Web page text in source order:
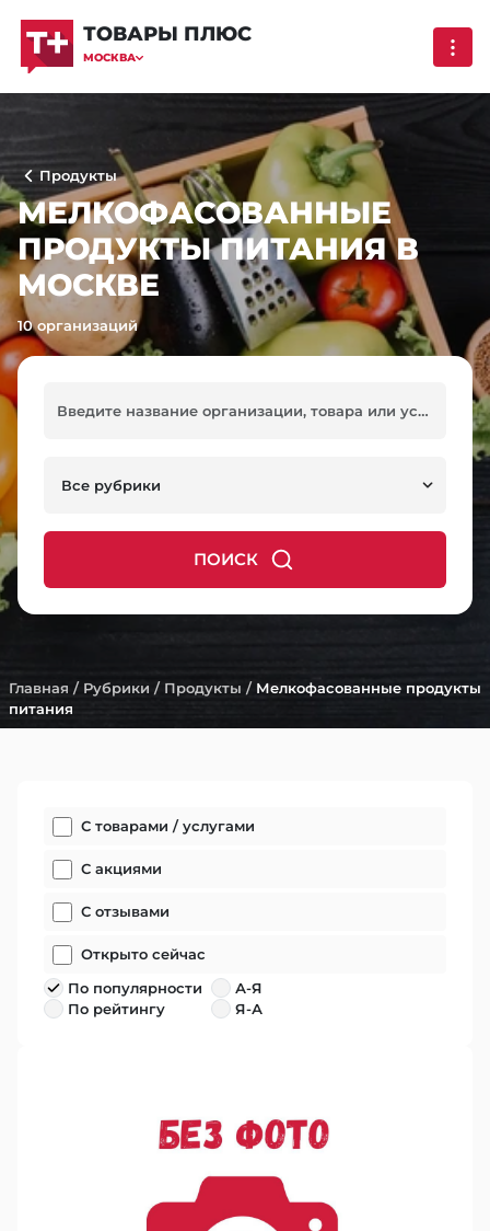
ТОВАРЫ ПЛЮС
МОСКВА
Продукты
МЕЛКОФАСОВАННЫЕ
ПРОДУКТЫ ПИТАНИЯ В
МОСКВЕ
10 организаций
Все рубрики
ПОИСК
Главная / Рубрики / Продукты / Мелкофасованные продукты
питания
С товарами / услугами
С акциями
С отзывами
Открыто сейчас
По популярности
По рейтингу
А-Я
Я-А